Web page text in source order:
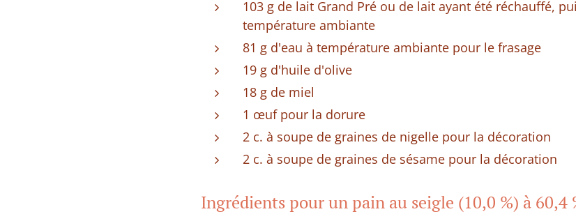
103 g de lait Grand Pré ou de lait ayant été réchauffé,
température ambiante
81 g d'eau à température ambiante pour le frasage
19 g d'huile d'olive
18 g de miel
1 œuf pour la dorure
2 c. à soupe de graines de nigelle pour la décoration
2 c. à soupe de graines de sésame pour la décoration
Ingrédients pour un pain au seigle (10,0 %) à